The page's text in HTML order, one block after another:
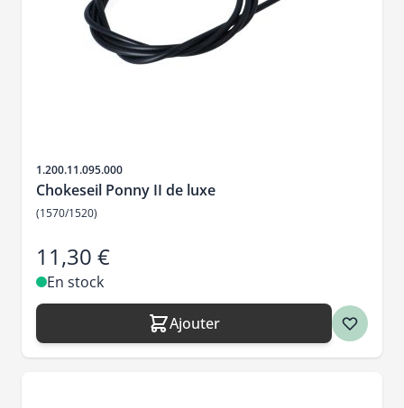
SKU
1.200.11.095.000
Chokeseil Ponny II de luxe
(1570/1520)
11,30 €
En stock
Ajouter